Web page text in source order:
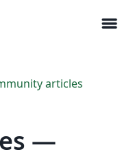
menu
articles
—